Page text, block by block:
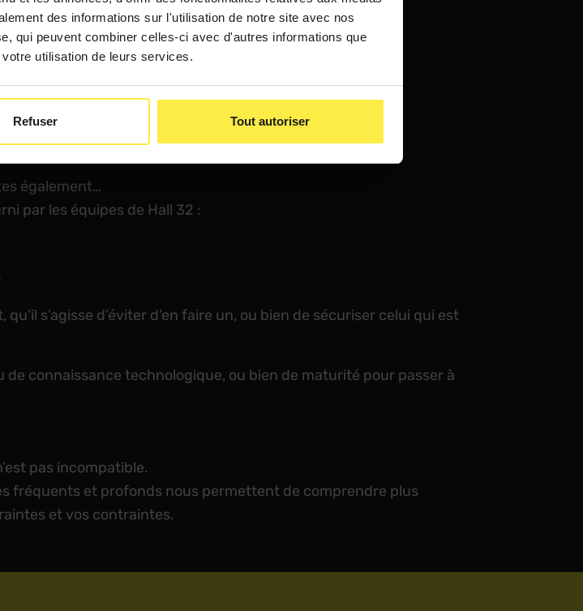
des informations sur l'utilisation de notre site avec nos
qui peuvent combiner celles-ci avec d'autres informations que
utilisation de leurs services.
Refuser Tout autoriser
toute confiance.
sur-mesure
également…
par les équipes de Hall 32 :
s’agisse d’éviter d’en faire un, ou bien de sécuriser celui qui est
de connaissance technologique, ou bien de maturité pour passer à
pas incompatible.
fréquents et profonds nous permettent de comprendre plus
et vos contraintes.